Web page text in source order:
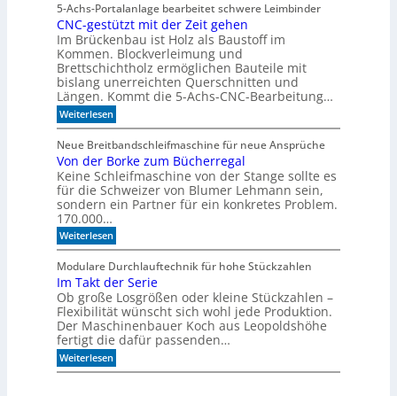
n
f
ü
d
i
e
H
o
l
b
e
a
r
b
e
t
u
n
g
l
c
o
m
e
t
o
F
o
r
m
u
l
a
D
r
i
l
l
5-Achs-Portalanlage bearbeitet schwere Leimbinder
CNC-gestützt mit der Zeit gehen
Im Brückenbau ist Holz als Baustoff im
Kommen. Blockverleimung und
Brettschichtholz ermöglichen Bauteile mit
bislang unerreichten Querschnitten und
Längen. Kommt die 5-Achs-CNC-Bearbeitung…
Weiterlesen:
C
C
-
g
e
s
t
ü
t
z
t
m
i
d
e
r
Z
e
i
Neue Breitbandschleifmaschine für neue Ansprüche
Von der Borke zum Bücherregal
Keine Schleifmaschine von der Stange sollte es
für die Schweizer von Blumer Lehmann sein,
sondern ein Partner für ein konkretes Problem.
170.000…
Weiterlesen:
V
o
n
d
e
r
B
o
r
k
e
Modulare Durchlauftechnik für hohe Stückzahlen
Im Takt der Serie
Ob große Losgrößen oder kleine Stückzahlen –
Flexibilität wünscht sich wohl jede Produktion.
Der Maschinenbauer Koch aus Leopoldshöhe
fertigt die dafür passenden…
Weiterlesen:
I